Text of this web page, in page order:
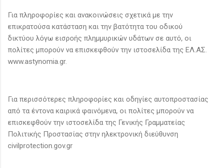
Για πληροφορίες και ανακοινώσεις σχετικά με την
επικρατούσα κατάσταση και την βατότητα του οδικού
δικτύου λόγω εισροής πλημμυρικών υδάτων σε αυτό, οι
πολίτες μπορούν να επισκεφθούν την ιστοσελίδα της ΕΛ.ΑΣ.
www.astynomia.gr.
Για περισσότερες πληροφορίες και οδηγίες αυτοπροστασίας
από τα έντονα καιρικά φαινόμενα, οι πολίτες μπορούν να
επισκεφθούν την ιστοσελίδα της Γενικής Γραμματείας
Πολιτικής Προστασίας στην ηλεκτρονική διεύθυνση
civilprotection.gov.gr